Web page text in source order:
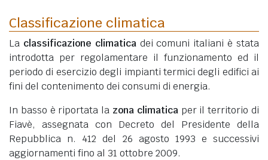
Classificazione climatica
La classificazione climaticadei comuni italiani è stata
introdotta per regolamentare il funzionamento ed il
periodo di esercizio degli impianti termici degli edifici ai
fini del contenimento dei consumi di energia.
In basso è riportata la zona climaticaper il territorio di
Fiavè, assegnata con Decreto del Presidente della
Repubblica n. 412 del 26 agosto 1993 e successivi
aggiornamenti fino al 31 ottobre 2009.